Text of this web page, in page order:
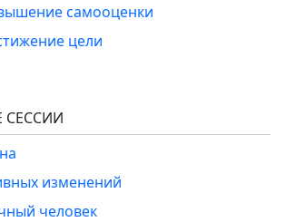
самооценки
цели
СЕССИИ
изменений
человек